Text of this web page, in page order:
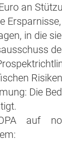
an
in die
Die
auf